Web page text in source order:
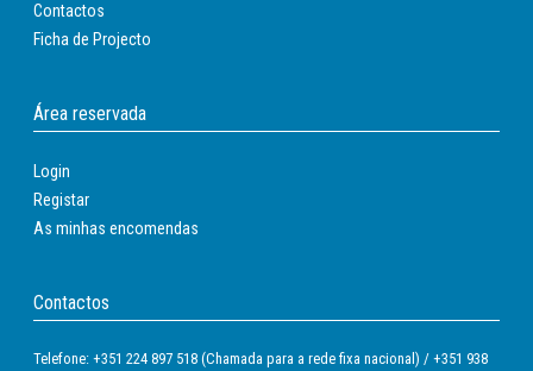
Contactos
Ficha de Projecto
Área reservada
Login
Registar
As minhas encomendas
Contactos
Telefone: +351 224 897 518 (Chamada para a rede fixa nacional) / +351 938